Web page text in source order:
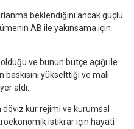
beklendiğini ancak güçlü
AB ile yakınsama için
ve bunun bütçe açığı ile
baskısını yükselttiği ve mali
aldı.
döviz kur rejimi ve kurumsal
istikrar için hayati